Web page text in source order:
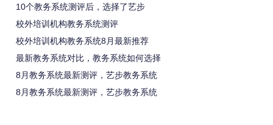
10个教务系统测评后，选择了艺步
校外培训机构教务系统测评
校外培训机构教务系统8月最新推荐
最新教务系统对比，教务系统如何选择
8月教务系统最新测评，艺步教务系统
8月教务系统最新测评，艺步教务系统